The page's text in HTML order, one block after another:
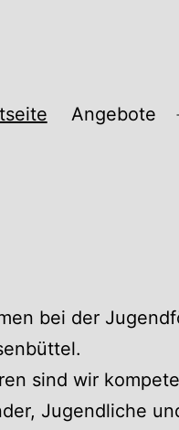
Angebote
bei der
sind wir
Jugendliche